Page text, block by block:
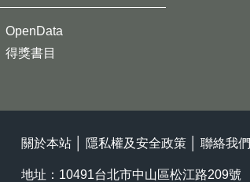
OpenData
得獎書目
關於本站 隱私權及安全政策 聯絡我們
地址：10491台北市中山區松江路209號